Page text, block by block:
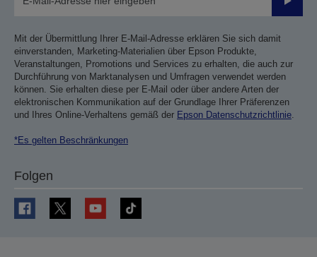
Mit der Übermittlung Ihrer E-Mail-Adresse erklären Sie sich damit
einverstanden, Marketing-Materialien über Epson Produkte,
Veranstaltungen, Promotions und Services zu erhalten, die auch zur
Durchführung von Marktanalysen und Umfragen verwendet werden
können. Sie erhalten diese per E-Mail oder über andere Arten der
elektronischen Kommunikation auf der Grundlage Ihrer Präferenzen
und Ihres Online-Verhaltens gemäß der Epson Datenschutzrichtlinie.
*Es gelten Beschränkungen
Folgen